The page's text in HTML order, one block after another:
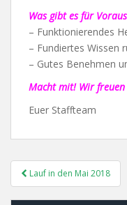
Was gibt es für
– Funktionierendes
– Fundiertes Wissen
– Gutes Benehmen
Macht mit! Wir freuen
Euer Staffteam
Post
Navigation
Lauf in den Mai 2018